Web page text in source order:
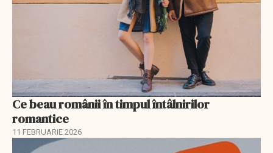
Ce beau românii în timpul întâlnirilor
romantice
11 FEBRUARIE 2026